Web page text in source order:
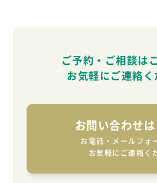
ご予約・ご相談は
お気軽にご連絡く
お問い合わせ
お電話・メールフォ
お気軽にご連絡く